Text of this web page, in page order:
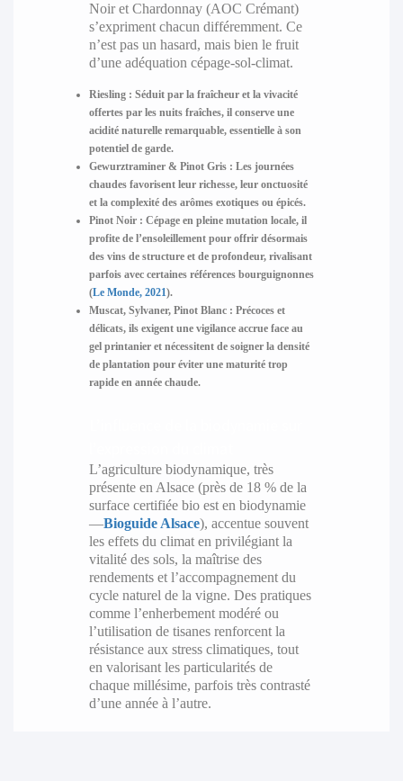
Noir et Chardonnay (AOC Crémant)
s’expriment chacun différemment. Ce
n’est pas un hasard, mais bien le fruit
d’une adéquation cépage-sol-climat.
Riesling : Séduit par la fraîcheur et la vivacité
offertes par les nuits fraîches, il conserve une
acidité naturelle remarquable, essentielle à son
potentiel de garde.
Gewurztraminer & Pinot Gris : Les journées
chaudes favorisent leur richesse, leur onctuosité
et la complexité des arômes exotiques ou épicés.
Pinot Noir : Cépage en pleine mutation locale, il
profite de l’ensoleillement pour offrir désormais
des vins de structure et de profondeur, rivalisant
parfois avec certaines références bourguignonnes
(Le Monde, 2021).
Muscat, Sylvaner, Pinot Blanc : Précoces et
délicats, ils exigent une vigilance accrue face au
gel printanier et nécessitent de soigner la densité
de plantation pour éviter une maturité trop
rapide en année chaude.
L’agriculture biodynamique, très
présente en Alsace (près de 18 % de la
surface certifiée bio est en biodynamie
—Bioguide Alsace), accentue souvent
les effets du climat en privilégiant la
vitalité des sols, la maîtrise des
rendements et l’accompagnement du
cycle naturel de la vigne. Des pratiques
comme l’enherbement modéré ou
l’utilisation de tisanes renforcent la
résistance aux stress climatiques, tout
en valorisant les particularités de
chaque millésime, parfois très contrasté
d’une année à l’autre.